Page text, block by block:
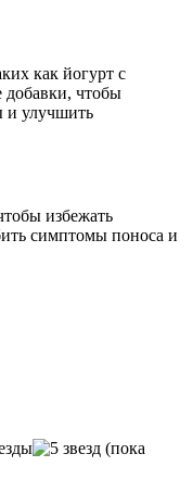
как йогурт с
чтобы
и улучшить
избежать
симптомы поноса и
(пока